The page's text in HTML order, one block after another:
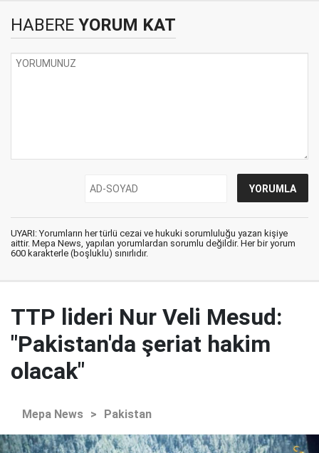
HABERE YORUM KAT
UYARI: Yorumların her türlü cezai ve hukuki sorumluluğu yazan kişiye
aittir. Mepa News, yapılan yorumlardan sorumlu değildir. Her bir yorum
600 karakterle (boşluklu) sınırlıdır.
TTP lideri Nur Veli Mesud:
"Pakistan'da şeriat hakim
olacak"
Mepa News > Pakistan